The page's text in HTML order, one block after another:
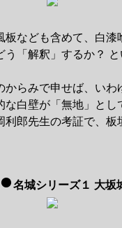
なども含めて、白
「解釈」するか？
らみで申せば、い
白壁が「無地」と
郎先生の考証で、
●名城シリーズ１ 大坂